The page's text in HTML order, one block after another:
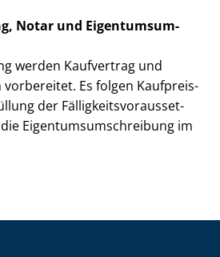
Notar und Ei­gen­tums­um­
werden Kaufvertrag und
Es folgen Kauf­preis­
der Fäl­lig­keits­vor­aus­set­
Ei­gen­tums­um­schrei­bung im